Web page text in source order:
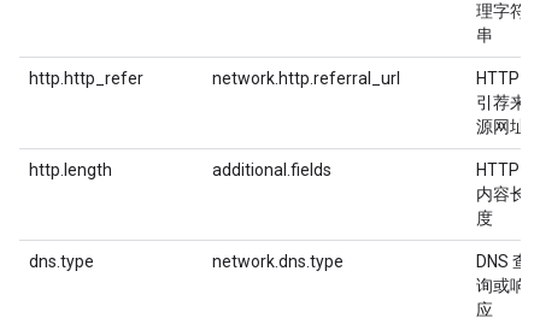
理字符
串
http.http_refer network.http.referral_url
HTTP
引荐来
源网址
http.length additional.fields
HTTP
内容长
度
dns.type network.dns.type
DNS 查
询或响
应